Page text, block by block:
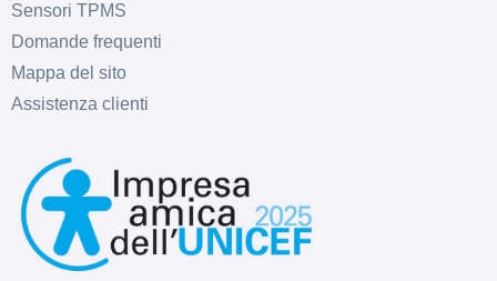
Sensori TPMS
Domande frequenti
Mappa del sito
Assistenza clienti